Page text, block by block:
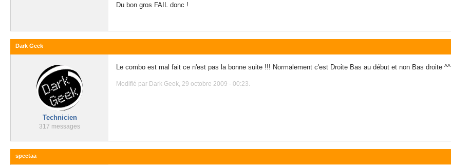
Du bon gros FAIL donc !
Dark Geek
Technicien
317 messages
Le combo est mal fait ce n'est pas la bonne suite !!! Normalement c'est Droite Bas au début et non Bas droite ^^
Modifié par Dark Geek, 29 octobre 2009 - 00:23.
spectaa